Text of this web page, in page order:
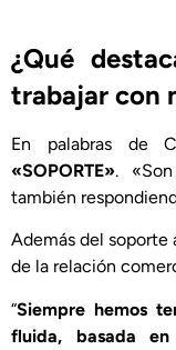
¿Qué
trabajar con
En palabras de
«SOPORTE».
también
Además del
de la relación
“Siempre hemos
fluida, basada